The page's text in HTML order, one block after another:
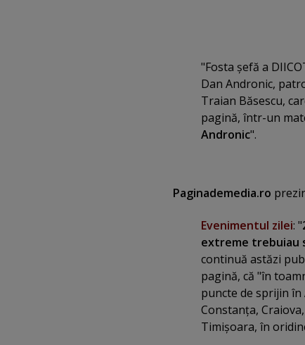
"Fosta şefă a
Dan Andronic,
Traian Băsescu,
pagină, într-un
Andronic".
Paginademedia.ro
Evenimentul zilei: "
extreme trebuiau
continuă astăzi
pagină, că "în
puncte de sprijin în
Constanţa,
Timişoara, în